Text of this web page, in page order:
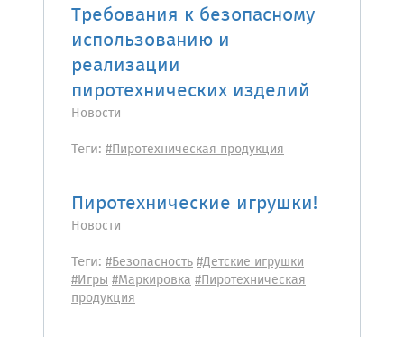
Требования к безопасному
использованию и
реализации
пиротехнических изделий
Новости
Теги: #Пиротехническая продукция
Пиротехнические игрушки!
Новости
Теги: #Безопасность#Детские игрушки
#Игры#Маркировка#Пиротехническая
продукция